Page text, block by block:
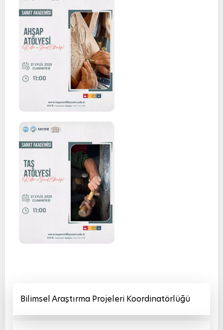
Bilimsel Araştırma Projeleri Koordinatörlüğü